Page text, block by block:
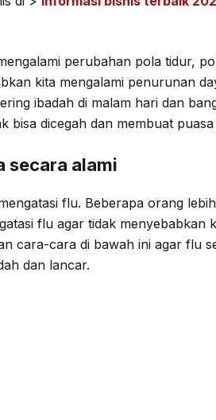
perubahan pola tidur,
kita mengalami penurunan
ibadah di malam hari dan
dicegah dan membuat puasa
secara alami
flu. Beberapa orang
flu agar tidak menyebabkan
cara-cara di bawah ini agar flu
dan lancar.